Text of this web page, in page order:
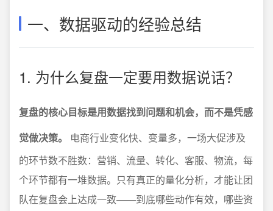
一、数据驱动的经验总结
1. 为什么复盘一定要用数据说话？
复盘的核心目标是用数据找到问题和机会，而不是凭感
觉做决策。
电商行业变化快、变量多，一场大促涉及
的环节数不胜数：营销、流量、转化、客服、物流，每
个环节都有一堆数据。只有真正的量化分析，才能让团
队在复盘会上达成一致——到底哪些动作有效，哪些资